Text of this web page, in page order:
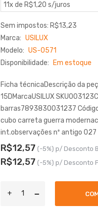
11x de R$1,20 s/juros
Sem impostos: R$13,23
Marca: USILUX
Modelo: US-0571
Disponibilidade:
Em estoque
Ficha técnicaDescrição da
15DMarcaUSILUX
barras7893830031237
cubo carreta guerra
int.observações nº antigo 027
R$12,57 (-5%) p/ Desconto
R$12,57 (-5%) p/ Desconto